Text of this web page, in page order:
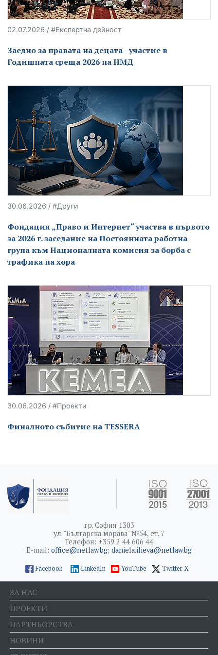
02.07.2026 / #Експертна дейност
Заедно за правата на децата - участие в
Годишната среща 2026 на НМД
30.06.2026 / #Други
Фондация „Право и Интернет“ участва в първото
за 2026 г. заседание на Постоянната работна
група към Националната комисия за борба с
трафика на хора
30.06.2026 / #Проекти
Финалното събитие на TESSERA
гр. София 1303
ул. "Българска морава" №54, ет. 7
Телефон: +359 2 44 606 44
E-mail: office@netlaw.bg; daniela.ilieva@netlaw.bg
Facebook LinkedIn YouTube Twitter-X
ЗА НАС
ПРОЕКТИ
ПАРТНЬОРСТВА
НОВИНИ